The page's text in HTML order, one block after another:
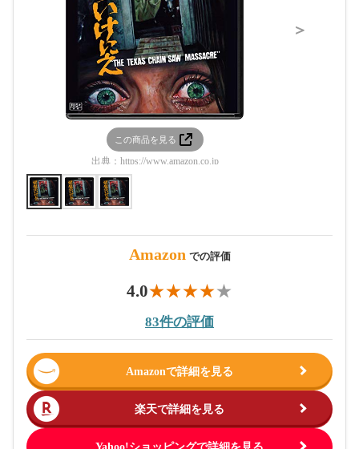
この商品を見る
出典： https://www.amazon.co.jp
＞
Amazon での評価
4.0
83件の評価
Amazonで詳細を見る
楽天で詳細を見る
Yahoo!ショッピングで詳細を見る